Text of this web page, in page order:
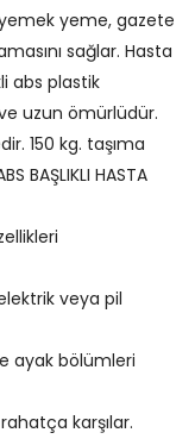
yemek yeme, gazete
sağlar. Hasta
abs plastik
uzun ömürlüdür.
150 kg. taşıma
BAŞLIKLI HASTA
veya pil
ayak bölümleri
karşılar.